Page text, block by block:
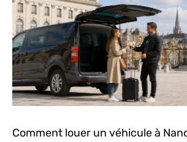
Comment louer un véhicule à